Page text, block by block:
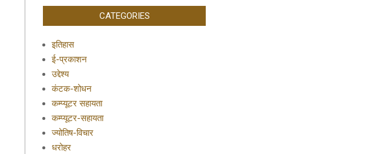
CATEGORIES
इतिहास
ई-प्रकाशन
उद्देश्य
कंटक-शोधन
कम्प्यूटर सहायता
कम्प्यूटर-सहायता
ज्योतिष-विचार
धरोहर